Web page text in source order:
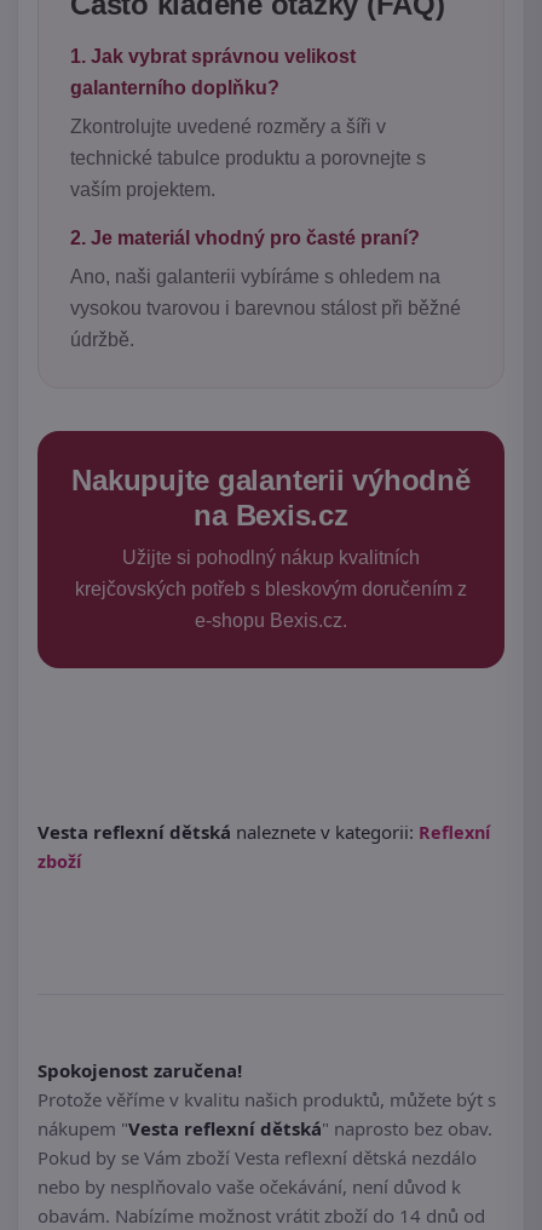
1. Jak vybrat správnou velikost
galanterního doplňku?
Zkontrolujte uvedené rozměry a šíři v
technické tabulce produktu a porovnejte s
vaším projektem.
2. Je materiál vhodný pro časté praní?
Ano, naši galanterii vybíráme s ohledem na
vysokou tvarovou i barevnou stálost při běžné
údržbě.
Nakupujte galanterii výhodně
na Bexis.cz
Užijte si pohodlný nákup kvalitních
krejčovských potřeb s bleskovým doručením z
e-shopu Bexis.cz.
Vesta reflexní dětská naleznete v kategorii: Reflexní
zboží
Spokojenost zaručena!
Protože věříme v kvalitu našich produktů, můžete být s
nákupem "Vesta reflexní dětská" naprosto bez obav.
Pokud by se Vám zboží Vesta reflexní dětská nezdálo
nebo by nesplňovalo vaše očekávání, není důvod k
obavám. Nabízíme možnost vrátit zboží do 14 dnů od